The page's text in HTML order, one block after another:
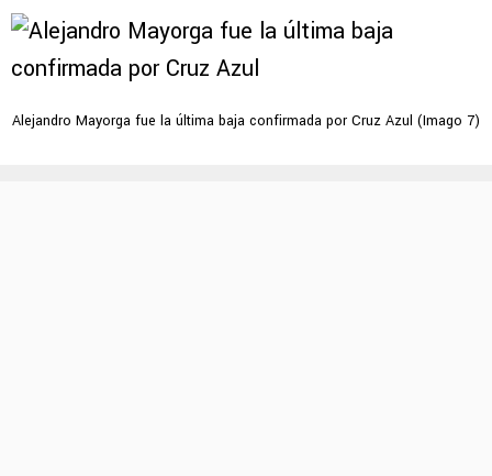
Alejandro Mayorga fue la última baja confirmada por Cruz Azul (Imago 7)